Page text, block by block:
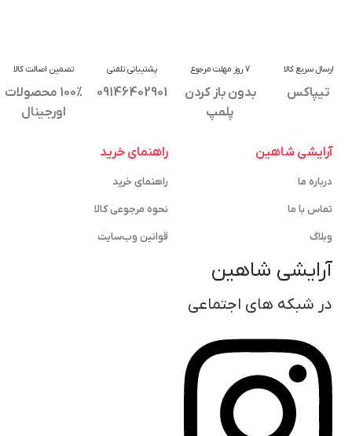
ارسال سریع کالا
تیپاکس
7 روز مهلت مرجوع
بدون باز کردن
پلمپ
پشتیبانی تلفنی
09146402901
تضمین اصالت کالا
100% محصولات
اورجینال
آرایشی شاهین
درباره ما
تماس با ما
وبلاگ
آرایشی شاهین
در شبکه های اجتماعی
راهنمای خرید
راهنمای خرید
نحوه مرجوعی کالا
قوانین وب‌سایت